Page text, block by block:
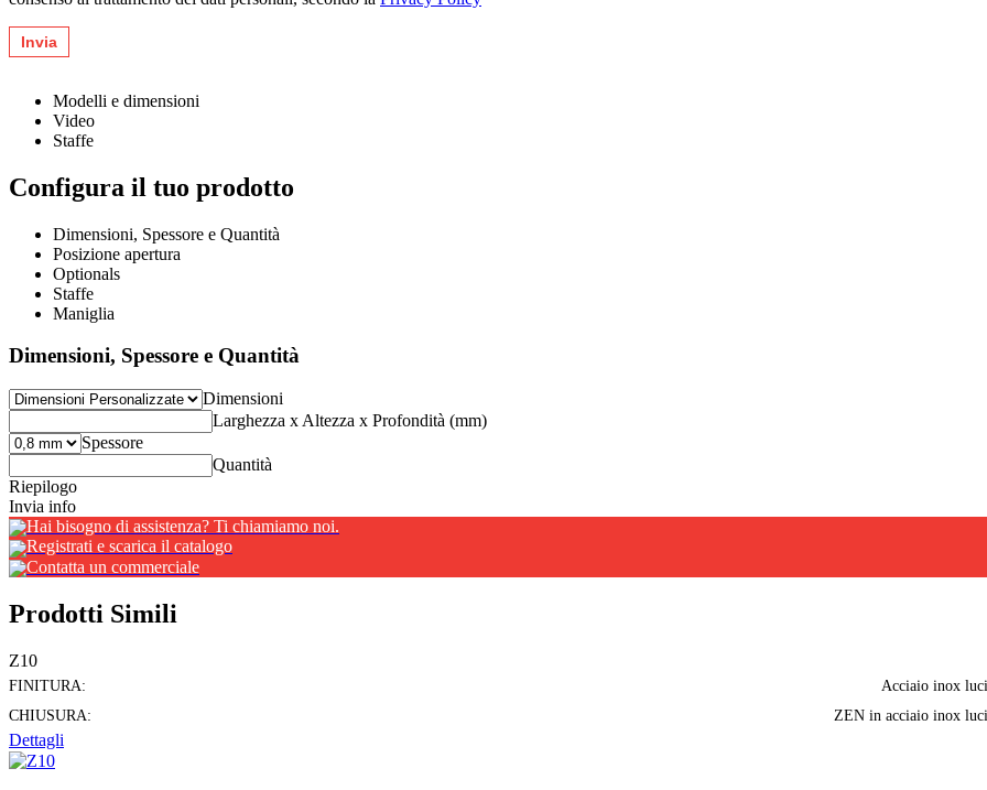
Modelli e dimensioni
Video
Staffe
Configura il tuo prodotto
Dimensioni, Spessore e Quantità
Posizione apertura
Optionals
Staffe
Maniglia
Dimensioni, Spessore e Quantità
Dimensioni
Larghezza x Altezza x Profondità (mm)
Spessore
Quantità
Riepilogo
Invia info
Hai bisogno di assistenza? Ti chiamiamo noi.
Registrati e scarica il catalogo
Contatta un commerciale
Prodotti Simili
Z10
FINITURA:
Acciaio inox
CHIUSURA:
ZEN in acciaio inox
Dettagli